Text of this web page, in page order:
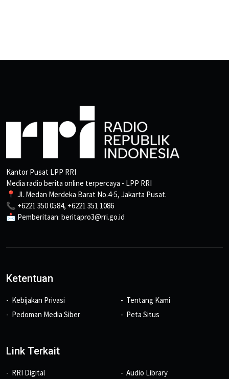
Kantor Pusat LPP RRI
Media radio berita online terpercaya - LPP RRI
📍 Jl. Medan Merdeka Barat No.4-5, Jakarta Pusat.
📞 +6221 350 0584, +6221 351 1086
📩 Pemberitaan: beritapro3@rri.go.id
Ketentuan
Kebijakan Privasi
Pedoman Media Siber
Tentang Kami
Peta Situs
Link Terkait
RRI Digital
Audio Library